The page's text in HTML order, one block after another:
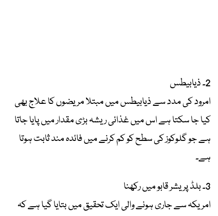
2۔ ذیابیطس
امرود کی مدد سے ذیابیطس میں مبتلا مریضوں کا علاج بھی
کیا جا سکتا ہے اس میں غذائی ریشہ بڑی مقدار میں پایا جاتا
ہے جو گلوکوز کی سطح کو کم کرنے میں فائدہ مند ثابت ہوتا
ہے۔
3۔ بلڈ پریشر قابو میں رکھنا
امریکہ سے جاری ہونے والی ایک تحقیق میں بتایا گیا ہے کہ